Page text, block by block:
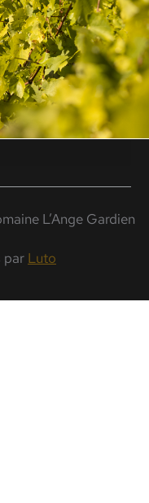
L’Ange Gardien
par Luto